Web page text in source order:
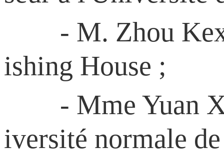
- M. Zhou Kexi,
ishing House ;
- Mme Yuan
iversité normale